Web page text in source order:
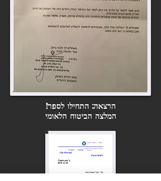
הרצאה: התחילו לספר!
המלצה הביטוח הלאומי